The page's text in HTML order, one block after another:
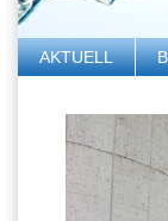
AKTUELL